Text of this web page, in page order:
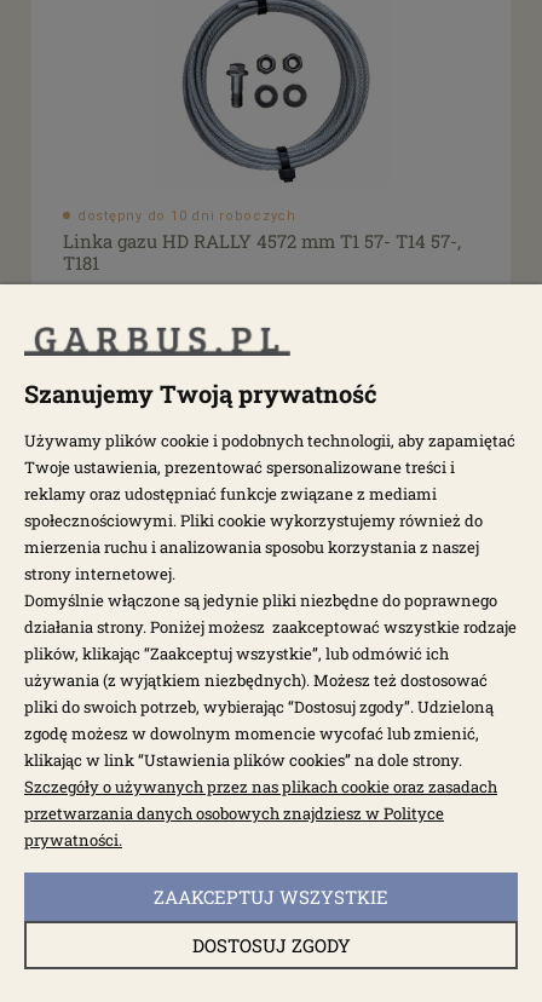
dostępny do 10 dni roboczych
Linka gazu HD RALLY 4572 mm T1 57- T14 57-,
T181
0260-001
dostępne: 3 szt.
Linka gazu uniwersalna 4572mm T1, T2, Typ3,
T14
85,00 zł
Szanujemy Twoją prywatność
Używamy plików cookie i podobnych technologii, aby zapamiętać
Twoje ustawienia, prezentować spersonalizowane treści i
reklamy oraz udostępniać funkcje związane z mediami
społecznościowymi. Pliki cookie wykorzystujemy również do
mierzenia ruchu i analizowania sposobu korzystania z naszej
strony internetowej.
Domyślnie włączone są jedynie pliki niezbędne do poprawnego
działania strony. Poniżej możesz zaakceptować wszystkie rodzaje
plików, klikając “Zaakceptuj wszystkie”, lub odmówić ich
używania (z wyjątkiem niezbędnych). Możesz też dostosować
pliki do swoich potrzeb, wybierając “Dostosuj zgody”. Udzieloną
zgodę możesz w dowolnym momencie wycofać lub zmienić,
klikając w link “Ustawienia plików cookies” na dole strony.
Szczegóły o używanych przez nas plikach cookie oraz zasadach
przetwarzania danych osobowych znajdziesz w Polityce
prywatności.
DOSTOSUJ ZGODY
ZAAKCEPTUJ WSZYSTKIE